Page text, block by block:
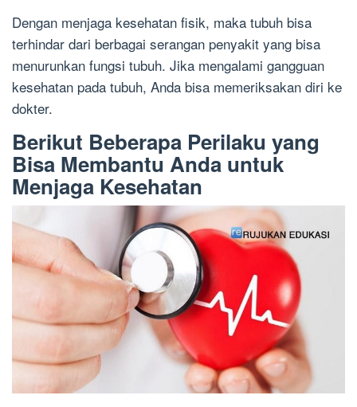
Dengan menjaga kesehatan fisik, maka tubuh bisa
terhindar dari berbagai serangan penyakit yang bisa
menurunkan fungsi tubuh. Jika mengalami gangguan
kesehatan pada tubuh, Anda bisa memeriksakan diri ke
dokter.
Berikut Beberapa Perilaku yang
Bisa Membantu Anda untuk
Menjaga Kesehatan